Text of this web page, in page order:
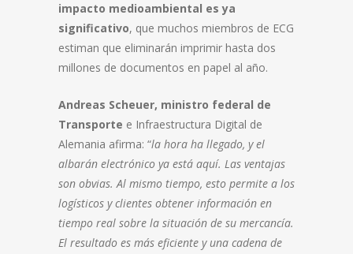
impacto medioambiental es ya
significativo, que muchos miembros de ECG
estiman que eliminarán imprimir hasta dos
millones de documentos en papel al año.
Andreas Scheuer, ministro federal de
Transporte e Infraestructura Digital de
Alemania afirma: “la hora ha llegado, y el
albarán electrónico ya está aquí. Las ventajas
son obvias. Al mismo tiempo, esto permite a los
logísticos y clientes obtener información en
tiempo real sobre la situación de su mercancía.
El resultado es más eficiente y una cadena de